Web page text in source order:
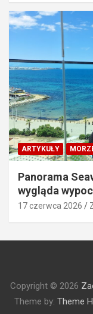
ARTYKUŁY
Panorama
wygląda
17 czerwca 2026
Copyright © 2026
Theme by: Theme